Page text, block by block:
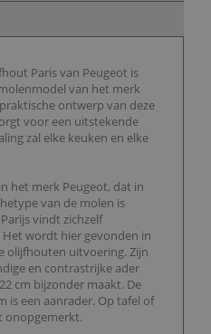
Paris van Peugeot is
van het merk
ontwerp van deze
voor een uitstekende
zal elke keuken en elke
het merk Peugeot, dat in
van de molen is
vindt zichzelf
wordt hier gevonden in
olijfhouten uitvoering. Zijn
en contrastrijke ader
cm bijzonder maakt. De
is een aanrader. Op tafel of
onopgemerkt.